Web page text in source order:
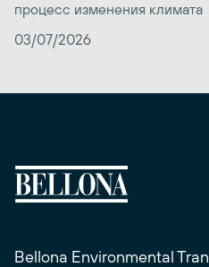
процесс изменения климата
03/07/2026
Bellona Environmental